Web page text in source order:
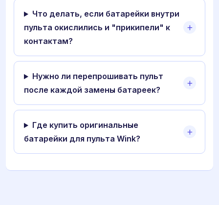
Что делать, если батарейки внутри
пульта окислились и "прикипели" к
контактам?
Нужно ли перепрошивать пульт
после каждой замены батареек?
Где купить оригинальные
батарейки для пульта Wink?